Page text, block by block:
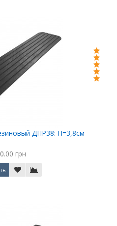
ДПР38: Н=3,8см
грн